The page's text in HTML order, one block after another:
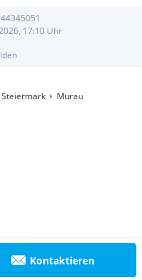
Kontaktieren
17:10Uhr
Steiermark Murau